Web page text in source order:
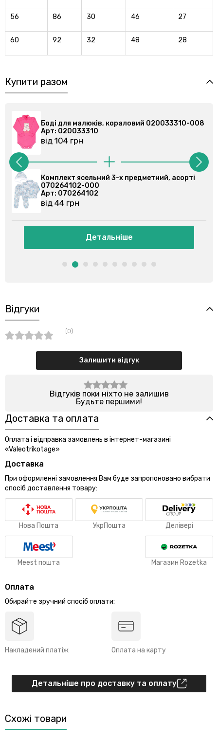
56 86 30 46 27
60 92 32 48 28
Купити разом
Боді для малюків, кораловий 020033310-008
Арт: 020033310
від 104 грн
Комплект ясельний 3-х предметний, асорті
070264102-000
Арт: 070264102
від 44 грн
Детальніше
Відгуки
(0)
Залишити відгук
Відгуків поки ніхто не залишив
Будьте першими!
Доставка та оплата
Оплата і відправка замовлень в інтернет-магазині
«Valeotrikotage»
Доставка
При оформленні замовлення Вам буде запропоновано вибрати
спосіб доставлення товару:
Нова Пошта УкрПошта Делівері
Meest пошта Магазин Rozetka
Оплата
Обирайте зручний спосіб оплати:
Накладений платіж Оплата на карту
Детальніше про доставку та оплату
Схожі товари